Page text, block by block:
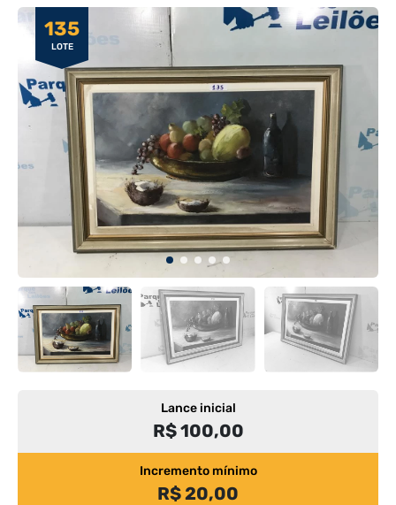
135
LOTE
Lance inicial
R$ 100,00
Incremento mínimo
R$ 20,00